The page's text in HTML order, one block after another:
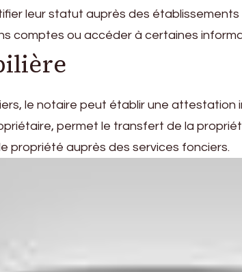
leur statut auprès des
comptes ou accéder à certaines
le notaire peut établir une attestation
permet le transfert de la
propriété auprès des services fonciers.